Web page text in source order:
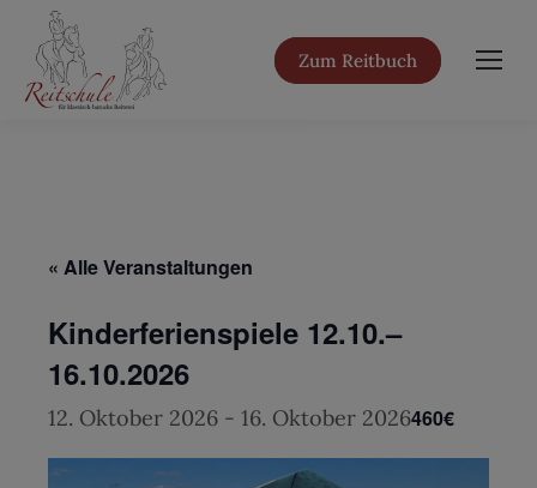
Zum Reitbuch
« Alle Veranstaltungen
Kinderferienspiele 12.10.–
16.10.2026
12. Oktober 2026 - 16. Oktober 2026460€